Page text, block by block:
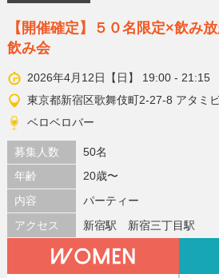
【開催確定】５０名限定×飲み
飲み会
2026年4月12日【日】 19:00 - 21:15
東京都新宿区歌舞伎町2-27-8 アタミ
ベロベロバー
募集人数
50名
年齢
20歳〜
内容
パーティー
アクセス
新宿駅 新宿三丁目駅